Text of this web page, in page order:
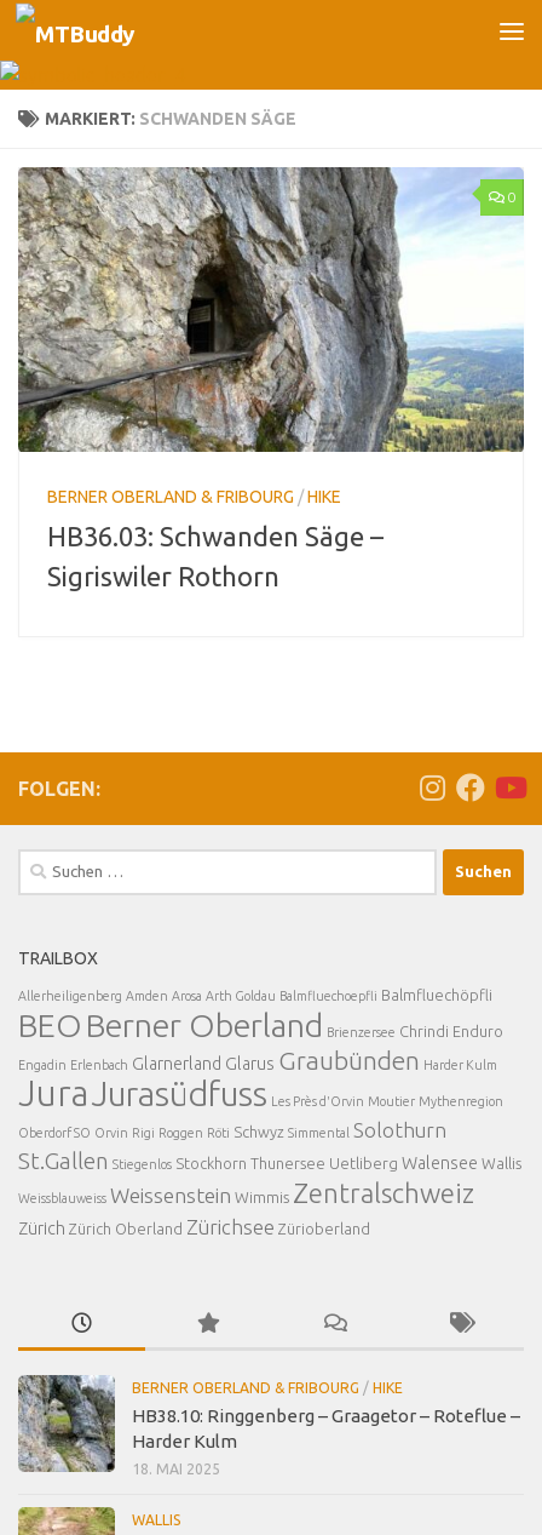
Unter dem Inhalt
MARKIERT: SCHWANDEN SÄGE
0
BERNER OBERLAND & FRIBOURG /HIKE
HB36.03: Schwanden Säge –
Sigriswiler Rothorn
FOLGEN:
Suchen
nach:
TRAILBOX
Allerheiligenberg Amden Arosa Arth Goldau Balmfluechoepfli Balmfluechöpfli
BEO Berner Oberland Brienzersee Chrindi Enduro
Engadin Erlenbach Glarnerland Glarus Graubünden Harder Kulm
JuraJurasüdfuss Les Près d'Orvin Moutier Mythenregion
Oberdorf SO Orvin Rigi Roggen Röti Schwyz Simmental Solothurn
St.Gallen Stiegenlos Stockhorn Thunersee Uetliberg Walensee Wallis
Weissblauweiss Weissenstein Wimmis Zentralschweiz
Zürich Zürich Oberland Zürichsee Zürioberland
BERNER OBERLAND & FRIBOURG / HIKE
HB38.10: Ringgenberg – Graagetor – Roteflue –
Harder Kulm
18. MAI 2025
WALLIS